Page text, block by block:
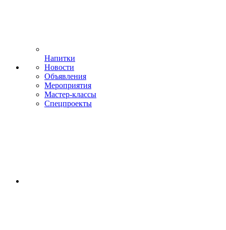
Напитки
Новости
Объявления
Мероприятия
Мастер-классы
Спецпроекты